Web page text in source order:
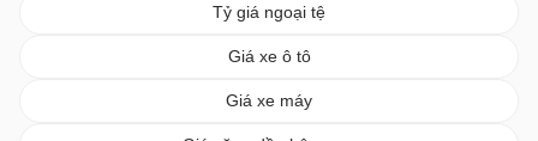
Tỷ giá ngoại tệ
Giá xe ô tô
Giá xe máy